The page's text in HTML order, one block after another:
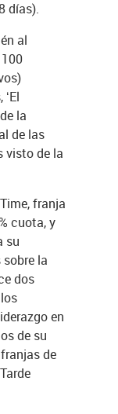
días).
al
la
de las
visto de la
franja
cuota, y
su
la
dos
en
de su
de